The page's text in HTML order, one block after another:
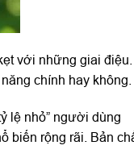
với những giai điệu.
chính hay không.
lệ nhỏ” người dùng
biến rộng rãi. Bản